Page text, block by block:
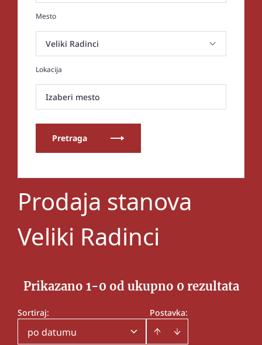
Mesto
Lokacija
Izaberi mesto
Pretraga
Prodaja stanova
Veliki Radinci
Prikazano 1-0 od ukupno 0 rezultata
Postavka:
Sortiraj:
po datumu